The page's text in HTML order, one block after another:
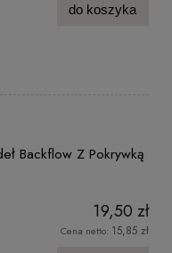
do koszyka
Backflow Z Pokrywką
19,50 zł
Cena netto: 15,85 zł